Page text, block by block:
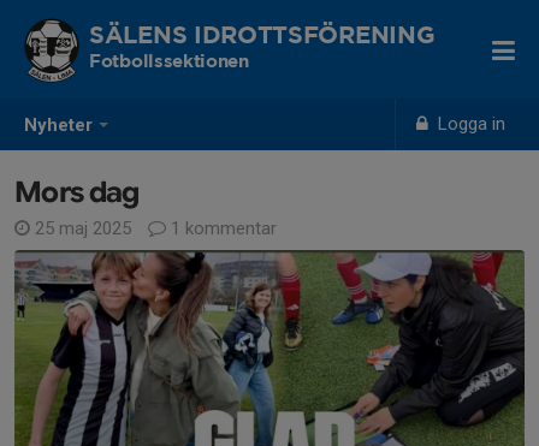
Nyheter Logga in
SÄLENS IDROTTSFÖRENING
Fotbollssektionen
Mors dag
25 maj 2025 1 kommentar